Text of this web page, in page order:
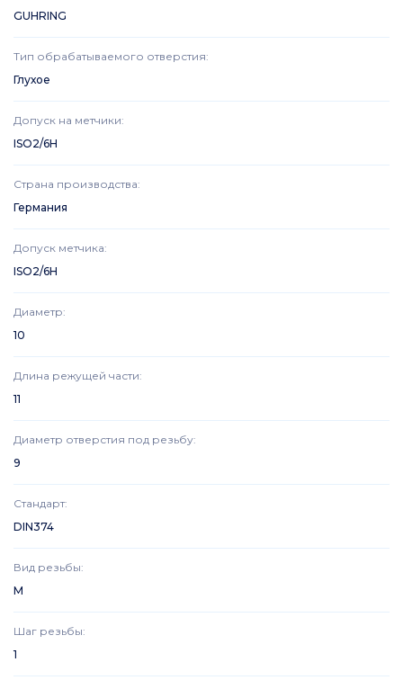
GUHRING
Тип обрабатываемого отверстия:
Глухое
Допуск на метчики:
ISO2/6H
Страна производства:
Германия
Допуск метчика:
ISO2/6H
Диаметр:
10
Длина режущей части:
11
Диаметр отверстия под резьбу:
9
Стандарт:
DIN374
Вид резьбы:
M
Шаг резьбы:
1